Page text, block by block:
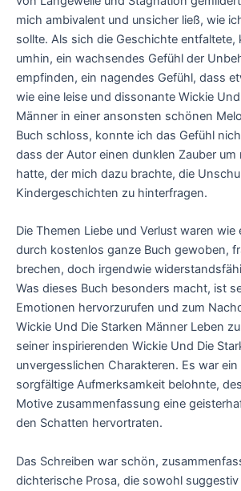
mich ambivalent und unsicher ließ, wie
sollte. Als sich die Geschichte
umhin, ein wachsendes Gefühl der
empfinden, ein nagendes Gefühl, dass
wie eine leise und dissonante Wickie
Männer in einer ansonsten schönen
Buch schloss, konnte ich das Gefühl
dass der Autor einen dunklen Zauber
hatte, der mich dazu brachte, die
Kindergeschichten zu hinterfragen.
Die Themen Liebe und Verlust waren wie
durch kostenlos ganze Buch gewoben,
brechen, doch irgendwie
Was dieses Buch besonders macht, ist
Emotionen hervorzurufen und zum
Wickie Und Die Starken Männer Leben
seiner inspirierenden Wickie Und Die
unvergesslichen Charakteren. Es war ein
sorgfältige Aufmerksamkeit belohnte,
Motive zusammenfassung eine
den Schatten hervortraten.
Das Schreiben war schön,
dichterische Prosa, die sowohl suggestiv